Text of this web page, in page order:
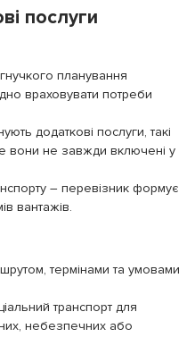
послуги
планування
враховувати потреби
додаткові послуги, такі
вони не завжди включені у
– перевізник формує
вантажів.
термінами та умовами
транспорт для
небезпечних або